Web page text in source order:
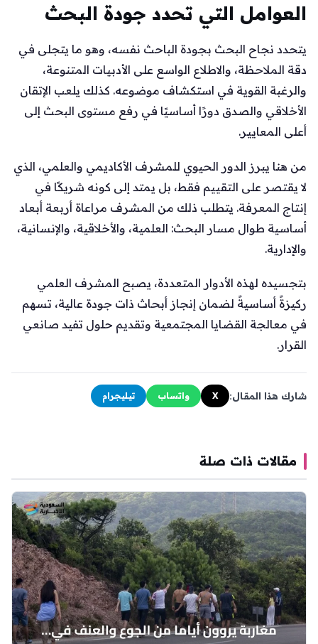
العوامل التي تحدد جودة البحث
يتحدد نجاح البحث بجودة الباحث نفسه، وهو ما يتجلى في
دقة الملاحظة، والاطلاع الواسع على الأدبيات المتنوعة،
والرغبة القوية في استكشاف موضوعه. كذلك يلعب الإتقان
الأخلاقي والصدق دورًا أساسيًا في رفع مستوى البحث إلى
أعلى المعايير.
من هنا يبرز الدور الحيوي للمشرف الأكاديمي والعلمي، الذي
لا يقتصر على التقييم فقط، بل يمتد إلى كونه شريكًا في
إنتاج المعرفة. يتطلب ذلك من المشرف مراعاة أربعة أبعاد
أساسية طوال مسار البحث: العلمية، والأخلاقية، والإنسانية،
والإدارية.
بتجسيده لهذه الأدوار المتعددة، يصبح المشرف العلمي
ركيزةً أساسيةً لضمان إنجاز أبحاث ذات جودة عالية، تسهم
في معالجة القضايا المجتمعية وتقديم حلول تفيد صانعي
القرار.
شارك هذا المقال: X واتساب تيليجرام
مقالات ذات صلة